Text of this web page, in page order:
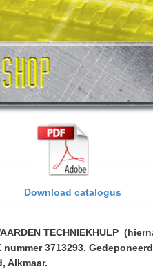
Download catalogus
TECHNIEKHULP
3713293.
Alkmaar.